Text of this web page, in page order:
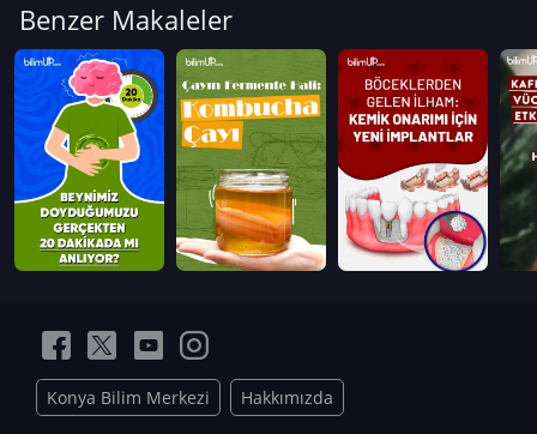
Benzer Makaleler
Konya Bilim Merkezi Hakkımızda